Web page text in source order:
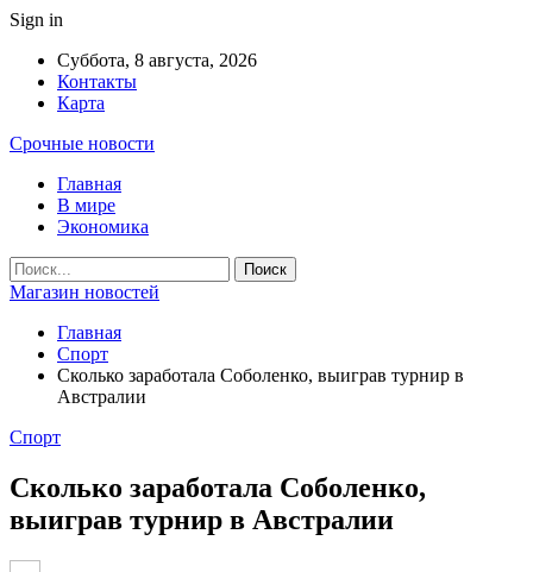
Sign in
Суббота, 8 августа, 2026
Контакты
Карта
Срочные новости
Главная
В мире
Экономика
Магазин новостей
Главная
Спорт
Сколько заработала Соболенко, выиграв турнир в
Австралии
Спорт
Сколько заработала Соболенко,
выиграв турнир в Австралии